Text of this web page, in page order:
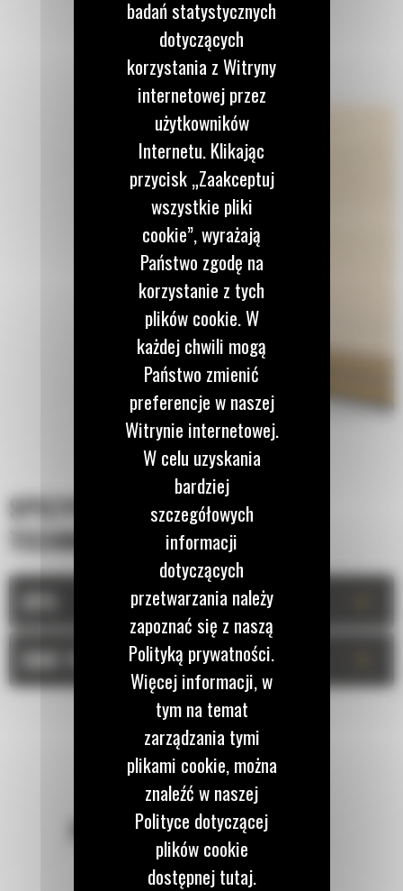
SPECYFIKACJA
TECHNICZNA
DANE TECHNICZNE
POZOSTAŃMY W KONTAKCIE
badań statystycznych
dotyczących
korzystania z Witryny
internetowej przez
użytkowników
Internetu. Klikając
przycisk „Zaakceptuj
wszystkie pliki
cookie”, wyrażają
Państwo zgodę na
korzystanie z tych
plików cookie. W
każdej chwili mogą
Państwo zmienić
preferencje w naszej
Witrynie internetowej.
W celu uzyskania
bardziej
szczegółowych
informacji
dotyczących
przetwarzania należy
zapoznać się z naszą
Polityką prywatności.
Więcej informacji, w
tym na temat
zarządzania tymi
plikami cookie, można
znaleźć w naszej
Polityce dotyczącej
plików cookie
dostępnej tutaj.